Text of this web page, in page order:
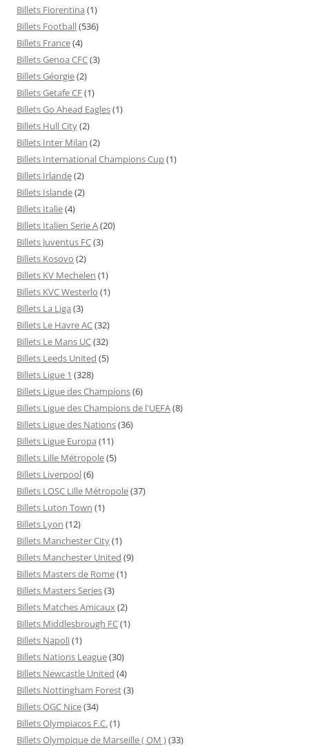
Billets Fiorentina (1)
Billets Football(536)
Billets France(4)
Billets Genoa CFC(3)
Billets Géorgie(2)
Billets Getafe CF(1)
Billets Go Ahead Eagles(1)
Billets Hull City(2)
Billets Inter Milan (2)
Billets International Champions Cup(1)
Billets Irlande(2)
Billets Islande(2)
Billets Italie(4)
Billets Italien Serie A(20)
Billets Juventus FC(3)
Billets Kosovo (2)
Billets KV Mechelen (1)
Billets KVC Westerlo (1)
Billets La Liga (3)
Billets Le Havre AC(32)
Billets Le Mans UC(32)
Billets Leeds United (5)
Billets Ligue 1 (328)
Billets Ligue des Champions(6)
Billets Ligue des Champions de l'UEFA(8)
Billets Ligue des Nations(36)
Billets Ligue Europa (11)
Billets Lille Métropole(5)
Billets Liverpool(6)
Billets LOSC Lille Métropole(37)
Billets Luton Town (1)
Billets Lyon (12)
Billets Manchester City(1)
Billets Manchester United (9)
Billets Masters de Rome(1)
Billets Masters Series(3)
Billets Matches Amicaux(2)
Billets Middlesbrough FC(1)
Billets Napoli(1)
Billets Nations League(30)
Billets Newcastle United (4)
Billets Nottingham Forest(3)
Billets OGC Nice(34)
Billets Olympiacos F.C.(1)
Billets Olympique de Marseille ( OM )(33)